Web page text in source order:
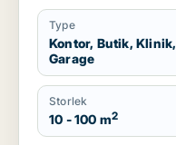
Type
Kontor, Butik,
Garage
Storlek
10 - 100 m2